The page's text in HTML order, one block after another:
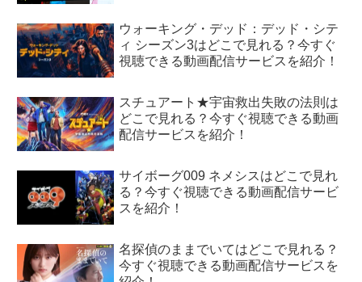
ウォーキング・デッド：デッド・シテ
ィ シーズン3はどこで見れる？今すぐ
視聴できる動画配信サービスを紹介！
スチュアート★宇宙救出失敗の法則は
どこで見れる？今すぐ視聴できる動画
配信サービスを紹介！
サイボーグ009 ネメシスはどこで見れ
る？今すぐ視聴できる動画配信サービ
スを紹介！
名探偵のままでいてはどこで見れる？
今すぐ視聴できる動画配信サービスを